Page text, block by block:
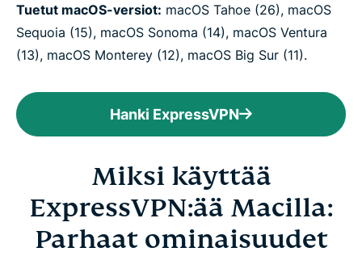
Tuetut macOS-versiot: macOS Tahoe (26), macOS
Sequoia (15), macOS Sonoma (14), macOS Ventura
(13), macOS Monterey (12), macOS Big Sur (11).
Hanki ExpressVPN
Miksi käyttää
ExpressVPN:ää Macilla:
Parhaat ominaisuudet